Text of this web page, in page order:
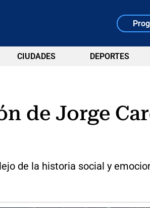
CIUDADES DEPORTES
de Jorge
de la historia social y